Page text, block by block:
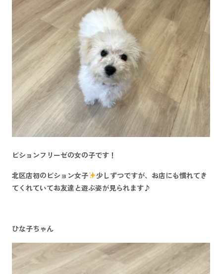
ビションフリーゼの女の子です！
北区店初のビション女子
少しずつですが、お店にも慣れてき
てくれていてお友達と遊ぶ姿が見られます♪
ひな子ちゃん